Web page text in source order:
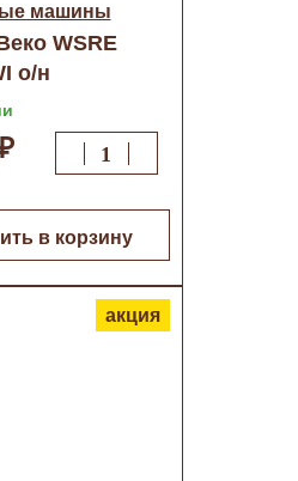
машины
WSRE
о/н
в корзину
акция